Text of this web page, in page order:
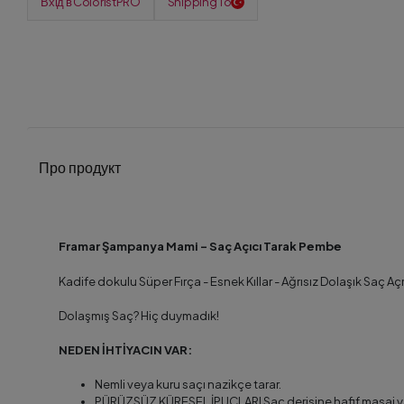
Про продукт
Framar Şampanya Mami - Saç Açıcı Tarak Pembe
Kadife dokulu Süper Fırça - Esnek Kıllar - Ağrısız Dolaşık Saç
Dolaşmış Saç? Hiç duymadık!
NEDEN İHTİYACIN VAR:
Nemli veya kuru saçı nazikçe tarar.
PÜRÜZSÜZ KÜRESEL İPUÇLARI Saç derisine hafif